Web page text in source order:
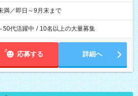
満／即日～9月末まで
50代活躍中 / 10名以上の大量募集
応募する 詳細へ